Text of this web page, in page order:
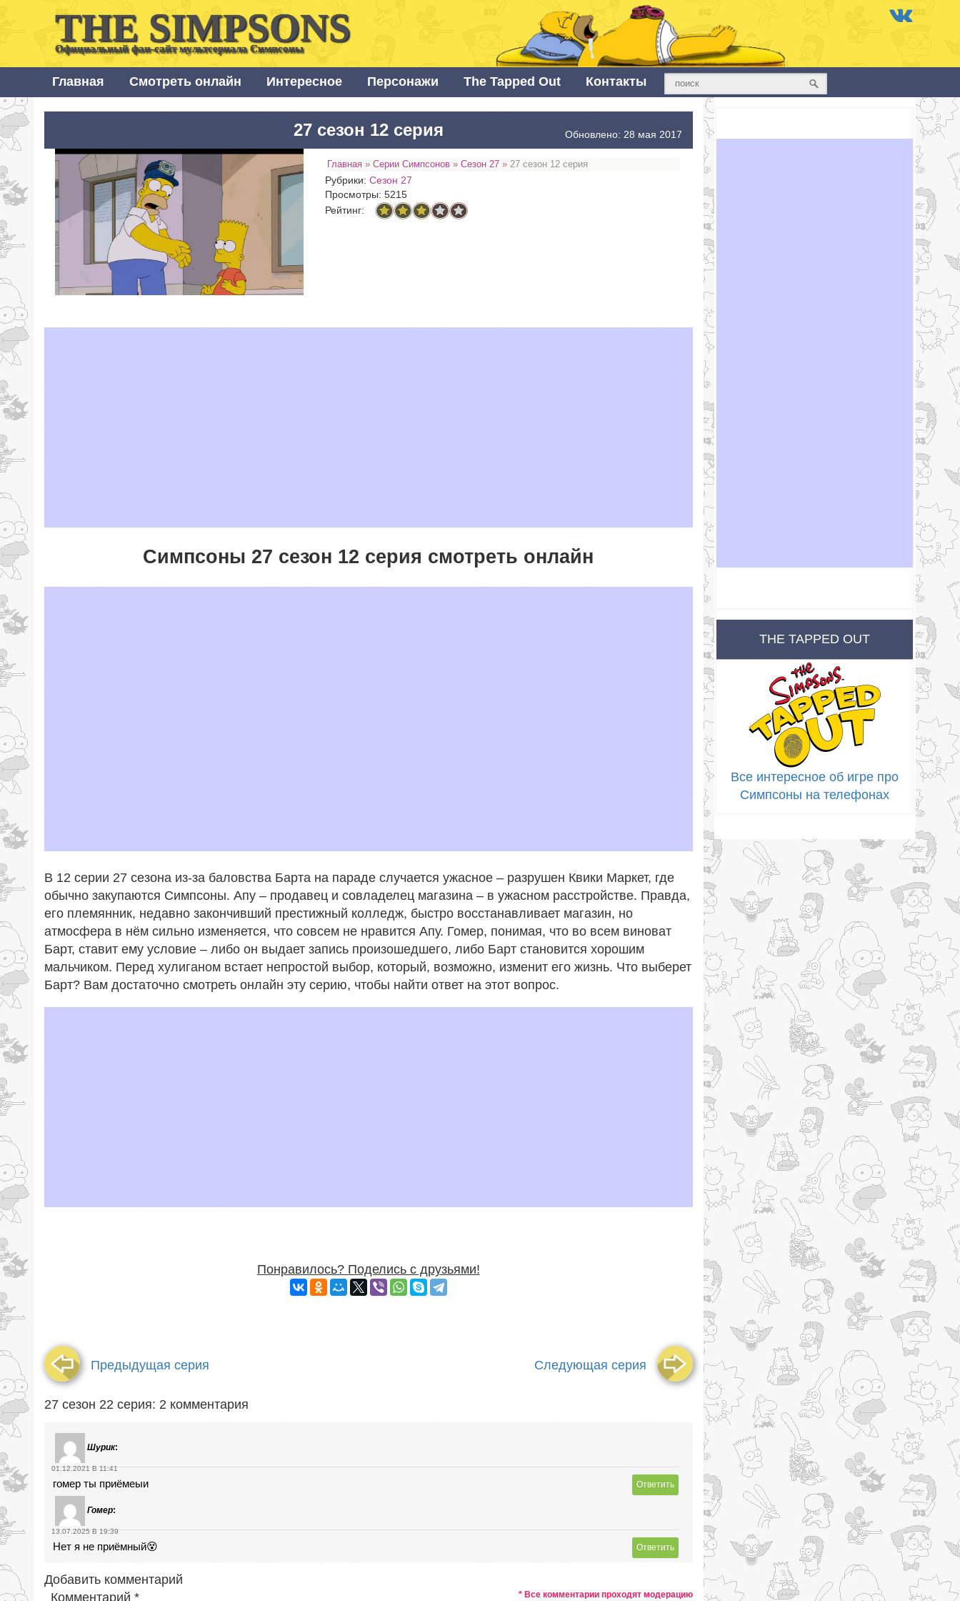
THE SIMPSONS
Официальный фан-сайт мультсериала Симпсоны
Главная Смотреть онлайн Интересное Персонажи The Tapped Out Контакты
27 сезон 12 серия Обновлено: 28 мая 2017
Главная »Серии Симпсонов »Сезон 27 »27 сезон 12 серия
Рубрики:Сезон 27
Просмотры: 5215
Рейтинг:
Симпсоны 27 сезон 12 серия смотреть онлайн
В 12 серии 27 сезона из-за баловства Барта на параде случается ужасное – разрушен Квики Маркет, где
обычно закупаются Симпсоны. Апу – продавец и совладелец магазина – в ужасном расстройстве. Правда,
его племянник, недавно закончивший престижный колледж, быстро восстанавливает магазин, но
атмосфера в нём сильно изменяется, что совсем не нравится Апу. Гомер, понимая, что во всем виноват
Барт, ставит ему условие – либо он выдает запись произошедшего, либо Барт становится хорошим
мальчиком. Перед хулиганом встает непростой выбор, который, возможно, изменит его жизнь. Что выберет
Барт? Вам достаточно смотреть онлайн эту серию, чтобы найти ответ на этот вопрос.
Понравилось? Поделись с друзьями!
Предыдущая серия Следующая серия
27 сезон 22 серия: 2 комментария
Шурик:
01.12.2021 В 11:41
гомер ты приёмеыи Ответить
Гомер:
13.07.2025 В 19:39
Нет я не приёмный😵 Ответить
Добавить комментарий
* Все комментарии проходят модерацию
Комментарий*
THE TAPPED OUT
Все интересное об игре про
Симпсоны на телефонах